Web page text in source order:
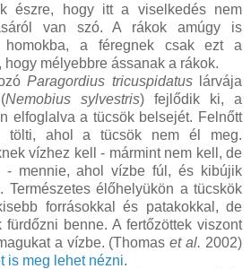
észre, hogy itt a viselkedés nem
van szó. A rákok amúgy is
homokba, a féregnek csak ezt a
mélyebbre ássanak a rákok.
Paragordius tricuspidatus
lárvája
Nemobius sylvestris) fejlődik ki, a
elfoglalva a tücsök belsejét. Felnőtt
tölti, ahol a tücsök nem él meg.
vízhez kell - mármint nem kell, de
- mennie, ahol vízbe fúl, és kibújik
Természetes élőhelyükön a tücskök
forrásokkal és patakokkal, de
fürdőzni benne. A fertőzöttek viszont
a vízbe. (Thomaset al. 2002)
is meg lehet nézni.